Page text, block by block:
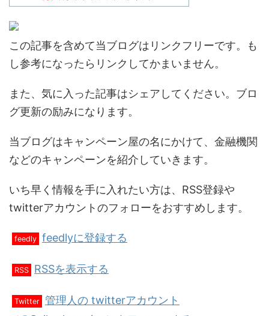
この記事を含めて当ブログはリンクフリーです。も
し参考になったらリンクしてかまいません。
また、気に入った記事はシェアしてください。ブロ
グ更新の励みになります。
当ブログはキャンペーン屋の名にかけて、金融機関
などのキャンペーンを紹介していきます。
いち早く情報を手に入れたい方は、RSS登録や
twitterアカウントのフォローをおすすめします。
feedly feedlyに登録する
RSS RSSを表示する
Twitter 管理人の twitterアカウント